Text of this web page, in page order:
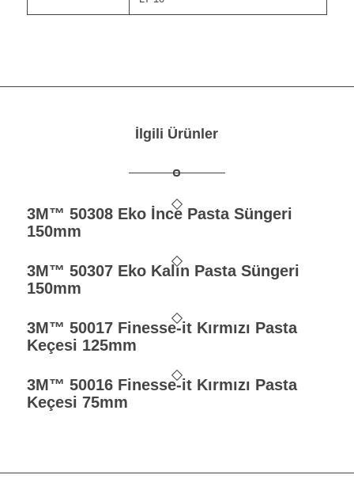
İlgili Ürünler
3M™ 50308 Eko İnce Pasta Süngeri
150mm
3M™ 50307 Eko Kalın Pasta Süngeri
150mm
3M™ 50017 Finesse-it Kırmızı Pasta
Keçesi 125mm
3M™ 50016 Finesse-it Kırmızı Pasta
Keçesi 75mm